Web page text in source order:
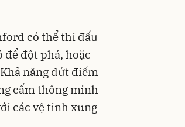
có thể thi đấu
để đột phá, hoặc
năng dứt điểm
cấm thông minh
các vệ tinh xung